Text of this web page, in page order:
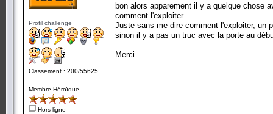
Profil challenge
Classement : 200/55625
Membre Héroïque
Hors ligne
bon alors apparement il y a quelque chose
comment l'exploiter...
Juste sans me dire comment l'exploiter, un
sinon il y a pas un truc avec la porte au
Merci